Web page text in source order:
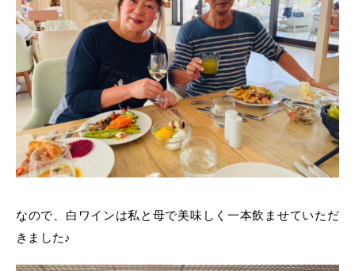
なので、白ワインは私と母で美味しく一本飲ませていただ
きました♪